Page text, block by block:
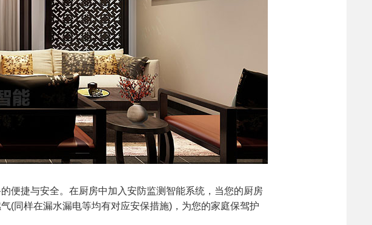
便捷与安全。在厨房中加入安防监测智能系统，当您的厨房
(同样在漏水漏电等均有对应安保措施)，为您的家庭保驾护